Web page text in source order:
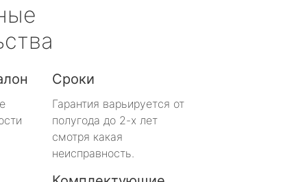
Сроки
Гарантия варьируется от
полугода до 2-х лет
смотря какая
неисправность.